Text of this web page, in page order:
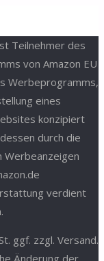
Teilnehmer des
von Amazon EU
Werbeprogramms,
eines
konzipiert
durch die
Werbeanzeigen
verdient
ggf. zzgl. Versand.
Änderung der